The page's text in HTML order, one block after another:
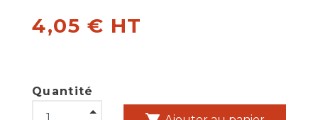
4,05 € HT
Quantité